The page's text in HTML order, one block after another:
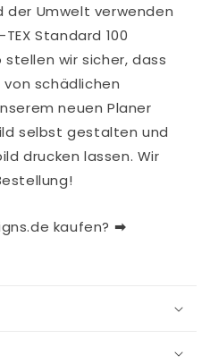
der Umwelt verwenden
Standard 100
wir sicher, dass
schädlichen
neuen Planer
selbst gestalten und
drucken lassen. Wir
kaufen? ➡︎